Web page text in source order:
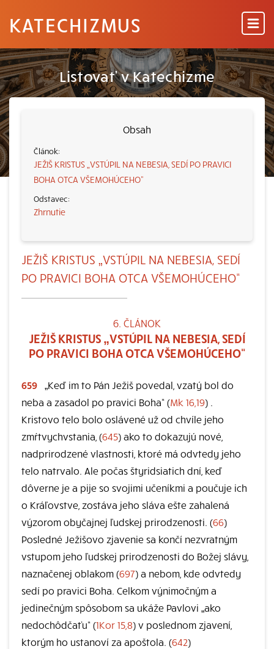
KATECHIZMUS
Listovať v Katechizme
Obsah
JEŽIŠ KRISTUS „VSTÚPIL NA NEBESIA, SEDÍ PO PRAVICI
BOHA OTCA VŠEMOHÚCEHO“
Zhrnutie
JEŽIŠ KRISTUS „VSTÚPIL NA NEBESIA, SEDÍ
PO PRAVICI BOHA OTCA VŠEMOHÚCEHO“
6. ČLÁNOK
JEŽIŠ KRISTUS „VSTÚPIL NA NEBESIA, SEDÍ
PO PRAVICI BOHA OTCA VŠEMOHÚCEHO“
659 „Keď im to Pán Ježiš povedal, vzatý bol do
neba a zasadol po pravici Boha“ (Mk 16,19) .
Kristovo telo bolo oslávené už od chvíle jeho
zmŕtvychvstania, (645) ako to dokazujú nové,
nadprirodzené vlastnosti, ktoré má odvtedy jeho
telo natrvalo. Ale počas štyridsiatich dní, keď
dôverne je a pije so svojimi učeníkmi a poučuje ich
o Kráľovstve, zostáva jeho sláva ešte zahalená
výzorom obyčajnej ľudskej prirodzenosti. (66)
Posledné Ježišovo zjavenie sa končí nezvratným
vstupom jeho ľudskej prirodzenosti do Božej slávy,
naznačenej oblakom (697) a nebom, kde odvtedy
sedí po pravici Boha. Celkom výnimočným a
jedinečným spôsobom sa ukáže Pavlovi „ako
nedochôdčaťu“ (1Kor 15,8) v poslednom zjavení,
ktorým ho ustanoví za apoštola. (642)